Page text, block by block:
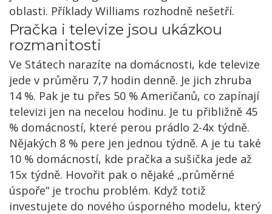
oblasti. Příklady Williams rozhodně nešetří.
Pračka i televize jsou ukázkou
rozmanitosti
Ve Státech narazíte na domácnosti, kde televize
jede v průměru 7,7 hodin denně. Je jich zhruba
14 %. Pak je tu přes 50 % Američanů, co zapínají
televizi jen na necelou hodinu. Je tu přibližně 45
% domácností, které perou prádlo 2-4x týdně.
Nějakých 8 % pere jen jednou týdně. A je tu také
10 % domácností, kde pračka a sušička jede až
15x týdně. Hovořit pak o nějaké „průměrné
úspoře“ je trochu problém. Když totiž
investujete do nového úsporného modelu, který